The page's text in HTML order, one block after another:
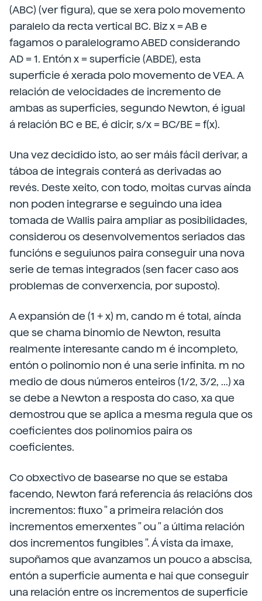
(ABC) (ver figura), que se xera polo movemento
paralelo da recta vertical BC. Biz x = AB e
fagamos o paralelogramo ABED considerando
AD = 1. Entón x = superficie (ABDE), esta
superficie é xerada polo movemento de VEA. A
relación de velocidades de incremento de
ambas as superficies, segundo Newton, é igual
á relación BC e BE, é dicir, s/x = BC/BE = f(x).
Una vez decidido isto, ao ser máis fácil derivar, a
táboa de integrais conterá as derivadas ao
revés. Deste xeito, con todo, moitas curvas aínda
non poden integrarse e seguindo una idea
tomada de Wallis paira ampliar as posibilidades,
considerou os desenvolvementos seriados das
funcións e seguiunos paira conseguir una nova
serie de temas integrados (sen facer caso aos
problemas de converxencia, por suposto).
A expansión de (1 + x) m, cando m é total, aínda
que se chama binomio de Newton, resulta
realmente interesante cando m é incompleto,
entón o polinomio non é una serie infinita. m no
medio de dous números enteiros (1/2, 3/2, ...) xa
se debe a Newton a resposta do caso, xa que
demostrou que se aplica a mesma regula que os
coeficientes dos polinomios paira os
coeficientes.
Co obxectivo de basearse no que se estaba
facendo, Newton fará referencia ás relacións dos
incrementos: fluxo " a primeira relación dos
incrementos emerxentes " ou " a última relación
dos incrementos fungibles ". Á vista da imaxe,
supoñamos que avanzamos un pouco a abscisa,
entón a superficie aumenta e hai que conseguir
una relación entre os incrementos de superficie